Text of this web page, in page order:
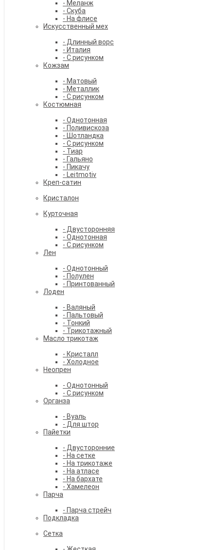
- Меланж
- Скуба
- На флисе
Искусственный мех
- Длинный ворс
- Италия
- С рисунком
Кожзам
- Матовый
- Металлик
- С рисунком
Костюмная
- Однотонная
- Поливискоза
- Шотландка
- С рисунком
- Тиар
- Гальяно
- Пикачу
- Leitmotiv
Креп-сатин
Кристалон
Курточная
- Двусторонняя
- Однотонная
- С рисунком
Лен
- Однотонный
- Полулен
- Принтованный
Лоден
- Валяный
- Пальтовый
- Тонкий
- Трикотажный
Масло трикотаж
- Кристалл
- Холодное
Неопрен
- Однотонный
- С рисунком
Органза
- Вуаль
- Для штор
Пайетки
- Двусторонние
- На сетке
- На трикотаже
- На атласе
- На бархате
- Хамелеон
Парча
- Парча стрейч
Подкладка
Сетка